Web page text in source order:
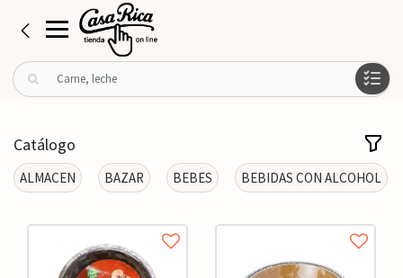
B
u
a
p
Catálogo
ALMACEN BAZAR BEBES BEBIDAS CON ALCOHOL